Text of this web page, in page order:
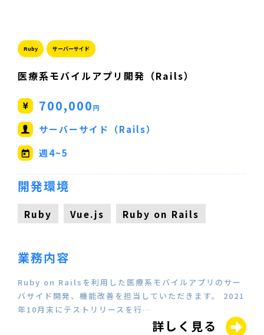
Ruby サーバーサイド
医療系モバイルアプリ開発（Rails）
700,000円
サーバーサイド（Rails）
週4~5
開発環境
Ruby Vue.js Ruby on Rails
業務内容
Ruby on Railsを利用した医療系モバイルアプリのサー
バサイド開発、機能改善を担当していただきます。 2021
年10月末にテストリリースを行…
詳しく見る